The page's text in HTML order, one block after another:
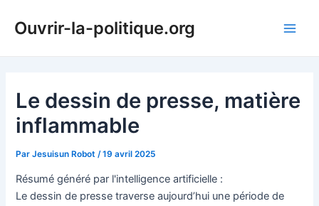
Ouvrir-la-politique.org
Le dessin de presse, matière
inflammable
ParJesuisun Robot /19 avril 2025
Résumé généré par l'intelligence artificielle :
Le dessin de presse traverse aujourd’hui une période de